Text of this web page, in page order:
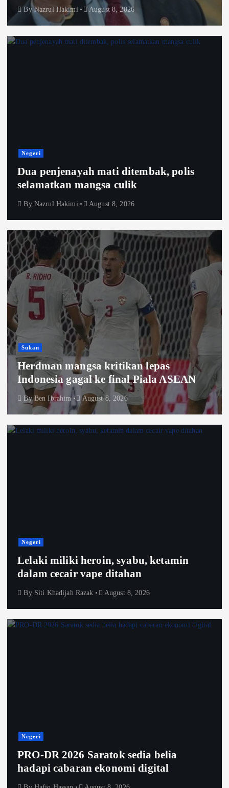
ByNazrul Hakimi August 8, 2026
Negeri
Dua penjenayah mati ditembak, polis
selamatkan mangsa culik
By Nazrul Hakimi August 8, 2026
Sukan
Herdman mangsa kritikan lepas
Indonesia gagal ke final Piala ASEAN
ByBen Ibrahim August 8, 2026
Negeri
Lelaki miliki heroin, syabu, ketamin
dalam cecair vape ditahan
By Siti Khadijah Razak August 8, 2026
Negeri
PRO-DR 2026 Saratok sedia belia
hadapi cabaran ekonomi digital